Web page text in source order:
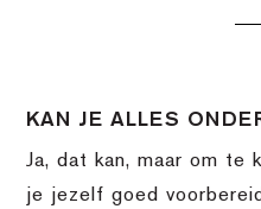
KAN JE ALLES
Ja, dat kan, maar om te
je jezelf goed